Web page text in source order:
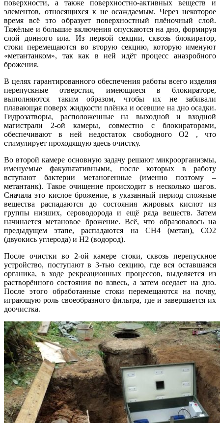
поверхности, а также поверхностно-активных веществ и
элементов, относящихся к не осаждаемым. Через некоторое
время всё это образует поверхностный плёночный слой.
Тяжёлые и большие включения опускаются на дно, формируя
слой донного ила. Из первой секции, сквозь блокиратор,
стоки перемещаются во вторую секцию, которую именуют
«метантанком», так как в ней идёт процесс анаэробного
брожения.
В целях гарантированного обеспечения работы всего изделия
перепускные отверстия, имеющиеся в блокираторе,
выполняются таким образом, чтобы их не забивали
плавающая поверх жидкости плёнка и осевшие на дно осадки.
Гидрозатворы, расположенные на выходной и входной
магистрали 2-ой камеры, совместно с блокираторами,
обеспечивают в ней недостаток свободного О2 , что
стимулирует проходящую здесь очистку.
Во второй камере основную задачу решают микроорганизмы,
именуемые факультативными, после которых в работу
вступают бактерии метаногенные (именно поэтому –
метантанк). Такое очищение происходит в несколько шагов.
Сначала это кислое брожение, в указанный период сложные
вещества распадаются до состояния жировых кислот из
группы низших, сероводорода и ещё ряда веществ. Затем
начинается метановое брожение. Всё, что образовалось на
предыдущем этапе, распадаются на СН4 (метан), СО2
(двуокись углерода) и Н2 (водород).
После очистки во 2-ой камере стоки, сквозь перепускное
устройство, поступают в 3-тью секцию, где вся оставшаяся
органика, в ходе рекреационных процессов, выделяется из
растворённого состояния во взвесь, а затем оседает на дно.
После этого обработанные стоки перемещаются на почву,
играющую роль своеобразного фильтра, где и завершается их
доочистка.